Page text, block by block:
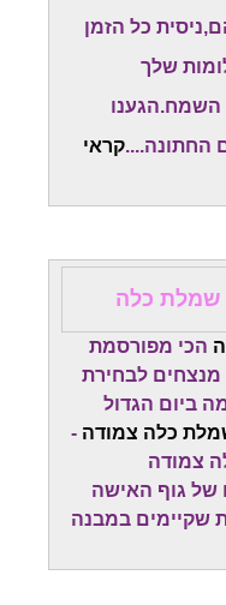
כל הזמן
שלך
השמח.הגענו
קראי
הכי מפורסמת
עבורך 3 טיפים מנצחים לבחירת
ביום הגדול
כלה צמודה -
צמודה
של גוף האישה
שקיימים במבנה